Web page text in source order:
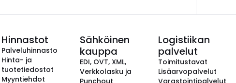
Hinnastot
Palveluhinnasto
Hinta- ja
tuotetiedostot
Myyntiehdot
Sähköinen
kauppa
EDI, OVT, XML,
Verkkolasku ja
Punchout
Logistiikan
palvelut
Toimitustavat
Lisäarvopalvelut
Varastointipalvelut